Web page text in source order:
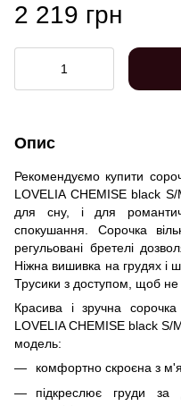
2 219 грн
Опис
Рекомендуємо купити
LOVELIA CHEMISE black
для сну, і для
спокушання. Сорочка
регульовані бретелі
Ніжна вишивка на грудях і
Трусики з доступом, щоб не
Красива і зручна
LOVELIA CHEMISE black
модель:
комфортно скроєна з
підкреслює груди за